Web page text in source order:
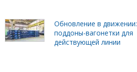
Обновление в движении:
поддоны-вагонетки для
действующей линии